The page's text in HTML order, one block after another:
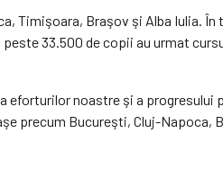
Timişoara, Braşov şi Alba Iulia.
33.500 de copii au urmat
eforturilor noastre şi a progresului
precum Bucureşti, Cluj-Napoca,